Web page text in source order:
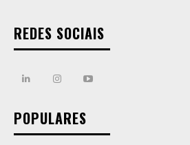
REDES SOCIAIS
POPULARES